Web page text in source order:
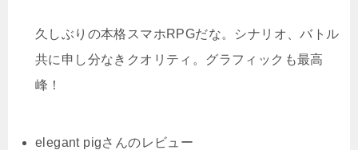
久しぶりの本格スマホRPGだな。シナリオ、バトル
共に申し分なきクオリティ。グラフィックも最高
峰！
elegant pigさんのレビュー